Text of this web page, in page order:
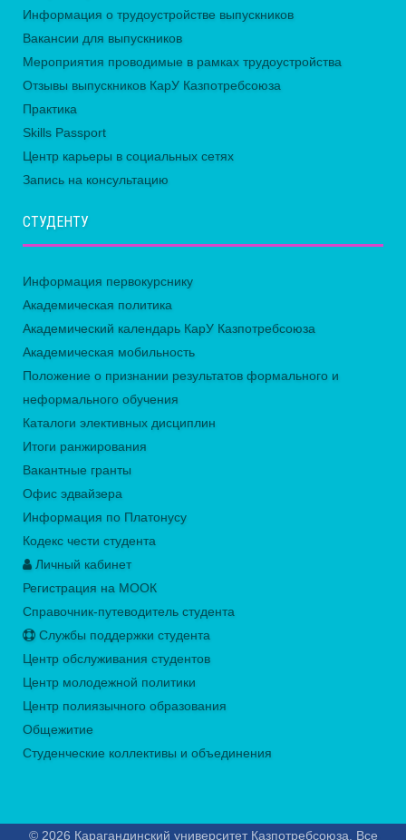
Информация о трудоустройстве выпускников
Вакансии для выпускников
Мероприятия проводимые в рамках трудоустройства
Отзывы выпускников КарУ Казпотребсоюза
Практика
Skills Passport
Центр карьеры в социальных сетях
Запись на консультацию
СТУДЕНТУ
Информация первокурснику
Академическая политика
Академический календарь КарУ Казпотребсоюза
Академическая мобильность
Положение о признании результатов формального и
неформального обучения
Каталоги элективных дисциплин
Итоги ранжирования
Вакантные гранты
Офис эдвайзера
Информация по Платонусу
Кодекс чести студента
Личный кабинет
Регистрация на МООК
Справочник-путеводитель студента
Службы поддержки студента
Центр обслуживания студентов
Центр молодежной политики
Центр полиязычного образования
Общежитие
Студенческие коллективы и объединения
© 2026 Карагандинский университет Казпотребсоюза. Все